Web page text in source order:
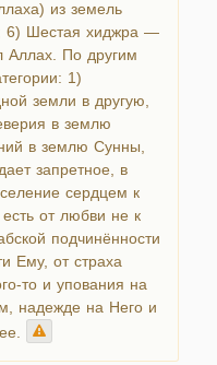
из земель
6) Шестая хиджра —
Аллах. По другим
1)
земли в другую,
в землю
в землю Сунны,
запретное, в
сердцем к
от любви не к
подчинённости
Ему, от страха
то и упования на
надежде на Него и